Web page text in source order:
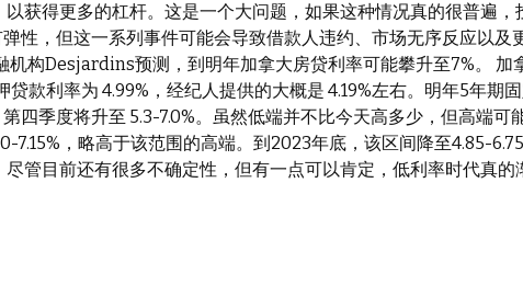
获得更多的杠杆。这是一个大问题，如果这种情况真的很普遍，
性，但这一系列事件可能会导致借款人违约、市场无序反应以
构Desjardins预测，到明年加拿大房贷利率可能攀升至7%。 加
款利率为 4.99%，经纪人提供的大概是 4.19%左右。明年5年期
四季度将升至 5.3-7.0%。虽然低端并不比今天高多少，但高端
，略高于该范围的高端。到2023年底，该区间降至4.85-
管目前还有很多不确定性，但有一点可以肯定，低利率时代真的